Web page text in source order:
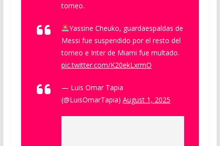
torneo.
Yassine Cheuko, guardaespaldas de
Messi fue suspendido por el resto del
torneo e Inter de Miami fue multado.
pic.twitter.com/K20ekLxrmO
— Luis Omar Tapia
(@LuisOmarTapia) August 1, 2025